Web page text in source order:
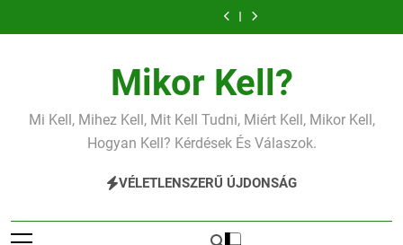
a
alacsony vas?
Mit jelent az
alacsony
Miért zsibbad a
Mit jelent az
vérnyomás?
kéz?Mikor Kell?
Mi Kell, Mihez Kell, Mit Kell Tudni, Miért Kell, Mikor Kell,
Hogyan Kell? Kérdések És Válaszok.
VÉLETLENSZERŰ ÚJDONSÁG